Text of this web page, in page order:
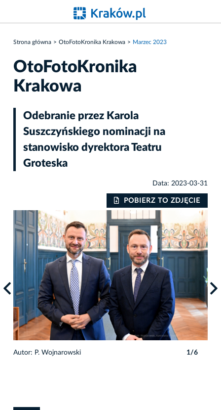
Strona główna OtoFotoKronika Krakowa Marzec 2023
OtoFotoKronika
Krakowa
Odebranie przez Karola
Suszczyńskiego nominacji na
stanowisko dyrektora Teatru
Groteska
Data: 2023-03-31
POBIERZ TO ZDJĘCIE
Autor: P. Wojnarowski 1/6